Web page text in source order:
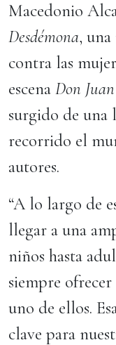
Macedonio
Desdémona,
contra las
escena Don
surgido de una
recorrido el
autores.
“A lo largo de
llegar a una
niños hasta
siempre ofrecer
uno de ellos.
clave para